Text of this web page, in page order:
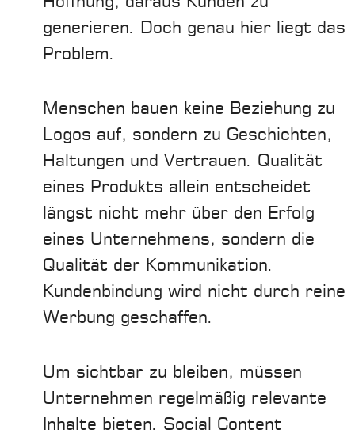
generieren. Doch genau hier liegt das
Problem.
Menschen bauen keine Beziehung zu
Logos auf, sondern zu Geschichten,
Haltungen und Vertrauen. Qualität
eines Produkts allein entscheidet
längst nicht mehr über den Erfolg
eines Unternehmens, sondern die
Qualität der Kommunikation.
Kundenbindung wird nicht durch reine
Werbung geschaffen.
Um sichtbar zu bleiben, müssen
Unternehmen regelmäßig relevante
Inhalte bieten. Social Content